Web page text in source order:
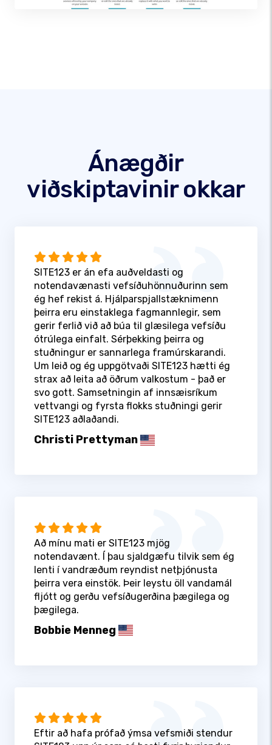
Ánægðir
viðskiptavinir okkar
SITE123 er án efa auðveldasti og
notendavænasti vefsíðuhönnuðurinn sem
ég hef rekist á. Hjálparspjallstæknimenn
þeirra eru einstaklega fagmannlegir, sem
gerir ferlið við að búa til glæsilega vefsíðu
ótrúlega einfalt. Sérþekking þeirra og
stuðningur er sannarlega framúrskarandi.
Um leið og ég uppgötvaði SITE123 hætti ég
strax að leita að öðrum valkostum - það er
svo gott. Samsetningin af innsæisríkum
vettvangi og fyrsta flokks stuðningi gerir
SITE123 aðlaðandi.
Christi Prettyman
Að mínu mati er SITE123 mjög
notendavænt. Í þau sjaldgæfu tilvik sem ég
lenti í vandræðum reyndist netþjónusta
þeirra vera einstök. Þeir leystu öll vandamál
fljótt og gerðu vefsíðugerðina þægilega og
þægilega.
Bobbie Menneg
Eftir að hafa prófað ýmsa vefsmiði stendur